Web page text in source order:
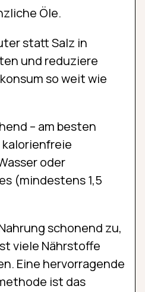
Öle.
statt Salz in
und reduziere
so weit wie
– am besten
oder
(mindestens 1,5
schonend zu,
viele Nährstoffe
Eine hervorragende
ist das